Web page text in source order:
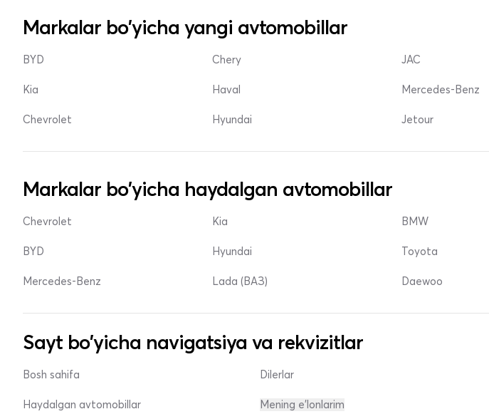
Markalar bo'yicha yangi avtomobillar
BYD
Kia
Chevrolet
Chery
Haval
Hyundai
JAC
Mercedes-Benz
Jetour
Markalar bo'yicha haydalgan avtomobillar
Chevrolet
BYD
Mercedes-Benz
Kia
Hyundai
Lada (ВАЗ)
BMW
Toyota
Daewoo
Sayt bo'yicha navigatsiya va rekvizitlar
Bosh sahifa
Haydalgan avtomobillar
Dilerlar
Mening e'lonlarim